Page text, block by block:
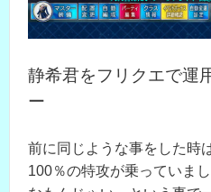
静希君をフリクエで運
ー
前に同じような事をした時
100％の特攻が乗っていま